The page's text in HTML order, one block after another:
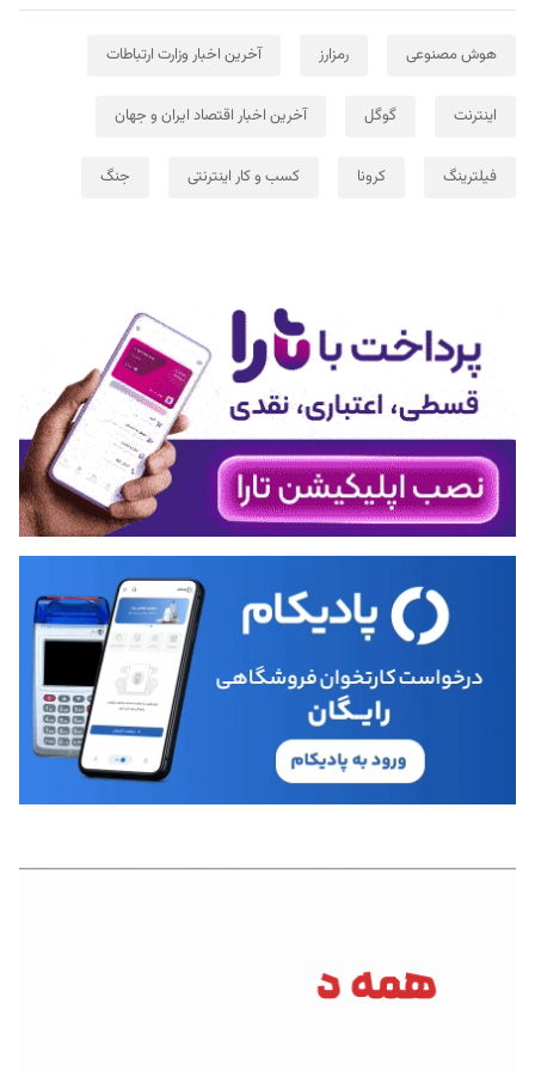
هوش مصنوعی رمزارز آخرین اخبار وزارت ارتباطات
اینترنت گوگل آخرین اخبار اقتصاد ایران و جهان
فیلترینگ کرونا کسب و کار اینترنتی جنگ